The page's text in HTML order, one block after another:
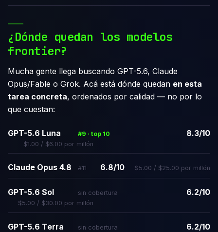
¿Dónde quedan los modelos
frontier?
Mucha gente llega buscando GPT-5.6, Claude
Opus/Fable o Grok. Acá está dónde quedan en esta
tarea concreta, ordenados por calidad — no por lo
que cuestan:
GPT-5.6 Luna #9 · top 10 8.3/10
$1.00 / $6.00 por millón
Claude Opus 4.8 #11 6.8/10 $5.00 / $25.00 por millón
GPT-5.6 Sol sin cobertura 6.2/10
$5.00 / $30.00 por millón
GPT-5.6 Terra sin cobertura 6.2/10